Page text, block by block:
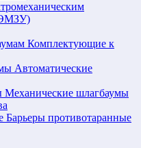
Комплектующие к
Автоматические
Механические шлагбаумы
Барьеры противотаранные